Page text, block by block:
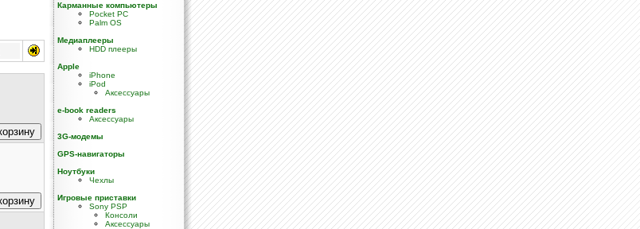
Карманные компьютеры
Pocket PC
Palm OS
Медиаплееры
HDD плееры
Apple
iPhone
iPod
Аксессуары
e-book readers
Аксессуары
3G-модемы
GPS-навигаторы
Ноутбуки
Чехлы
Игровые приставки
Sony PSP
Консоли
Аксессуары